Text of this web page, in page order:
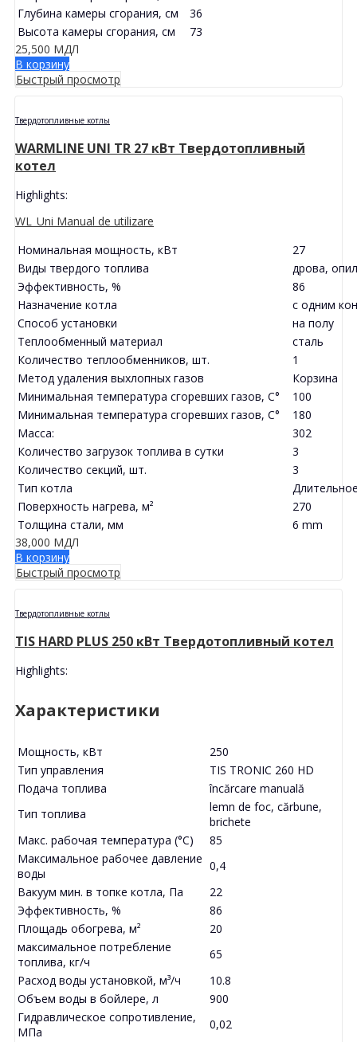
Глубина камеры сгорания, см
36
Высота камеры сгорания, см
73
25,500 МДЛ
В корзину
Быстрый просмотр
Твердотопливные котлы
WARMLINE UNI TR 27 кВт Твердотопливный
котел
Highlights:
WL_Uni Manual de utilizare
Номинальная мощность, кВт
27
Виды твердого топлива
дрова,
Эффективность, %
86
Назначение котла
с одним
Способ установки
на полу
Теплообменный материал
сталь
Количество теплообменников, шт.
1
Метод удаления выхлопных газов
Корзина
Минимальная температура сгоревших газов, C°
100
Минимальная температура сгоревших газов, C°
180
Масса:
302
Количество загрузок топлива в сутки
3
Количество секций, шт.
3
Тип котла
Поверхность нагрева, м²
270
Толщина стали, мм
6 mm
38,000 МДЛ
В корзину
Быстрый просмотр
Твердотопливные котлы
TIS HARD PLUS 250 кВт Твердотопливный котел
Highlights:
Характеристики
Мощность, кВт
250
Тип управления
TIS TRONIC 260 HD
Подача топлива
încărcare manuală
Тип топлива
lemn de foc, cărbune,
brichete
Макс. рабочая температура (°С)
85
Максимальное рабочее давление
воды
0,4
Вакуум мин. в топке котла, Па
22
Эффективность, %
86
Площадь обогрева, м²
20
максимальное потребление
топлива, кг/ч
65
Расход воды установкой, м³/ч
10.8
Объем воды в бойлере, л
900
Гидравлическое сопротивление,
МПа
0,02